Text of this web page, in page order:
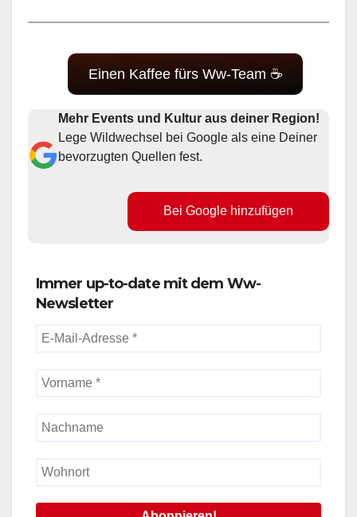
Einen Kaffee fürs Ww-Team ☕
Mehr Events und Kultur aus deiner Region!
Lege Wildwechsel bei Google als eine Deiner
bevorzugten Quellen fest.
Bei Google hinzufügen
Immer up-to-date mit dem Ww-
Newsletter